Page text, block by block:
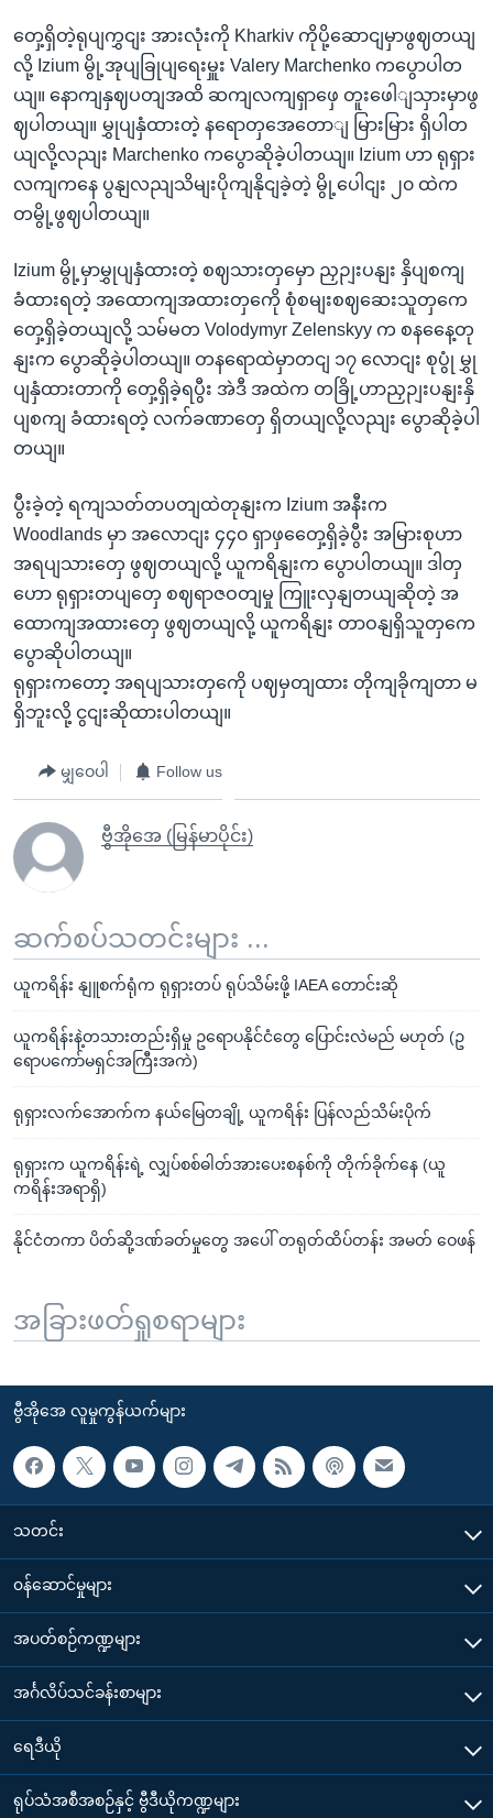
တှေ့ရှိတဲ့ရုပျကွှငျး အားလုံးကို Kharkiv ကိုပို့ဆောငျမှာဖွဈတယျ
လို့ Izium မွို့အုပျခြုပျရေးမှူး Valery Marchenko ကပွောပါတ
ယျ။ နောကျနှဈပတျအထိ ဆကျလကျရှာဖှေ တူးဖေါျသှားမှာဖွ
ဈပါတယျ။ မွှုပျနှံထားတဲ့ နရောတှအေတောျ မြားမြား ရှိပါတ
ယျလို့လညျး Marchenko ကပွောဆိုခဲ့ပါတယျ။ Izium ဟာ ရုရှား
လကျကနေ ပွနျလညျသိမျးပိုကျနိုငျခဲ့တဲ့ မွို့ပေါငျး ၂၀ ထဲက
တမွို့ဖွဈပါတယျ။
Izium မွို့မှာမွှုပျနှံထားတဲ့ စဈသားတှမှော ညှဉျးပနျး နှိပျစကျ
ခံထားရတဲ့ အထောကျအထားတှကေို စုံစမျးစဈဆေးသူတှကေ
တှေ့ရှိခဲ့တယျလို့ သမ်မတ Volodymyr Zelenskyy က စနနေေ့တု
နျးက ပွောဆိုခဲ့ပါတယျ။ တနရောထဲမှာတငျ ၁၇ လောငျး စုပွုံ မွှု
ပျနှံထားတာကို တှေ့ရှိခဲ့ရပွီး အဲဒီ အထဲက တခြို့ဟာညှဉျးပနျးနှိ
ပျစကျ ခံထားရတဲ့ လက်ခဏာတှေ ရှိတယျလို့လညျး ပွောဆိုခဲ့ပါ
တယျ။
ပွီးခဲ့တဲ့ ရကျသတ်တပတျထဲတုနျးက Izium အနီးက
Woodlands မှာ အလောငျး ၄၄၀ ရှာဖှတှေေ့ရှိခဲ့ပွီး အမြားစုဟာ
အရပျသားတှေ ဖွဈတယျလို့ ယူကရိနျးက ပွောပါတယျ။ ဒါတှ
ဟော ရုရှားတပျတှေ စဈရာဇဝတျမှု ကြူးလှနျတယျဆိုတဲ့ အ
ထောကျအထားတှေ ဖွဈတယျလို့ ယူကရိနျး တာဝနျရှိသူတှကေ
ပွောဆိုပါတယျ။
ရုရှားကတော့ အရပျသားတှကေို ပဈမှတျထား တိုကျခိုကျတာ မ
ရှိဘူးလို့ ငွငျးဆိုထားပါတယျ။
မျှဝေပါ Follow us
ဗွီအိုအေ (မြန်မာပိုင်း)
ဆက်စပ်သတင်းများ ...
ယူကရိန်း နျူစက်ရုံက ရုရှားတပ် ရုပ်သိမ်းဖို့ IAEA တောင်းဆို
ယူကရိန်းနဲ့တသားတည်းရှိမှု ဥရောပနိုင်ငံတွေ ပြောင်းလဲမည် မဟုတ် (ဥ
ရောပကော်မရှင်အကြီးအကဲ)
ရုရှားလက်အောက်က နယ်မြေတချို့ ယူကရိန်း ပြန်လည်သိမ်းပိုက်
ရုရှားက ယူကရိန်းရဲ့ လျှပ်စစ်ဓါတ်အားပေးစနစ်ကို တိုက်ခိုက်နေ (ယူ
ကရိန်းအရာရှိ)
နိုင်ငံတကာ ပိတ်ဆို့ဒဏ်ခတ်မှုတွေ အပေါ် တရုတ်ထိပ်တန်း အမတ် ဝေဖန်
အခြားဖတ်ရှုစရာများ
ဗွီအိုအေ လူမှုကွန်ယက်များ
သတင်း
၀န်ဆောင်မှုများ
အပတ်စဉ်ကဏ္ဍများ
အင်္ဂလိပ်သင်ခန်းစာများ
ရေဒီယို
ရုပ်သံအစီအစဉ်နှင့် ဗွီဒီယိုကဏ္ဍများ